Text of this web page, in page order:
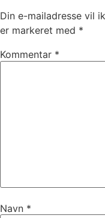
Din e-mailadresse vil
er markeret med *
Kommentar *
Navn *